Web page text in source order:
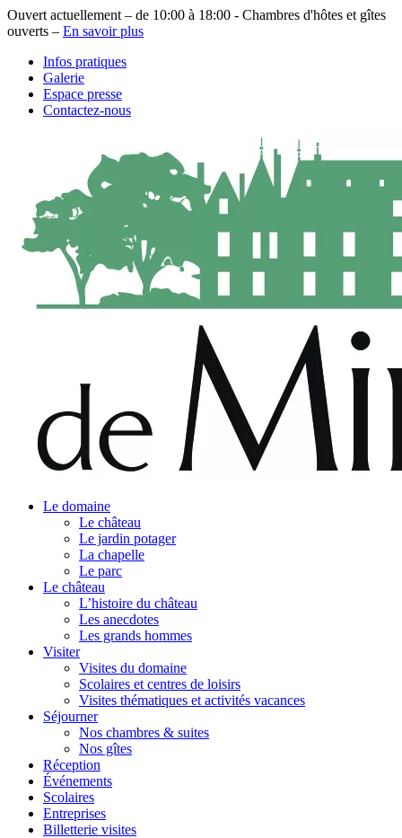
Ouvert actuellement – de 10:00 à 18:00 - Chambres d'hôtes et gîtes
ouverts – En savoir plus
Infos pratiques
Galerie
Espace presse
Contactez-nous
Le domaine
Le château
Le jardin potager
La chapelle
Le parc
Le château
L’histoire du château
Les anecdotes
Les grands hommes
Visiter
Visites du domaine
Scolaires et centres de loisirs
Visites thématiques et activités vacances
Séjourner
Nos chambres & suites
Nos gîtes
Réception
Événements
Scolaires
Entreprises
Billetterie visites